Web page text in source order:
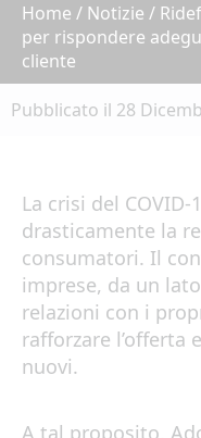
Home / Notizie /
per rispondere
cliente
Pubblicato il 28
La crisi del
drasticamente la
consumatori. Il
imprese, da un
relazioni con i
rafforzare l’offerta
nuovi.
A tal proposito,